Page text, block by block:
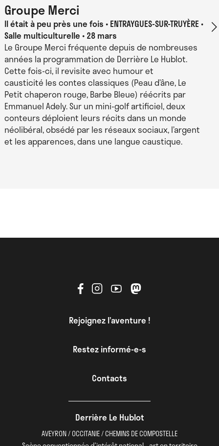
Alexandra Bertaut
Spectacle pour 9 danseurs
WLDN
Groupe Merci
Il était à peu près une fois ENTRAYGUES-SUR-TRUYÈRE •
Salle multiculturelle • 28 mars
Le Groupe Merci fréquente depuis de nombreuses
années la programmation de Derrière Le Hublot.
Cette fois-ci, il revisite avec humour et
causticité les contes classiques (Peau d’âne, Le
Petit chaperon rouge, Barbe Bleue) réécrits par
Emmanuel Adely. Sur un mini-golf artificiel, deux
conteurs déploient leurs récits dans un monde
néolibéral, obsédé par les réseaux sociaux, l’argent
et les apparences, dans une langue caustique.
Rejoignez l’aventure !
Restez informé-e-s
Contacts
Derrière Le Hublot
AVEYRON / OCCITANIE / CHEMINS DE COMPOSTELLE